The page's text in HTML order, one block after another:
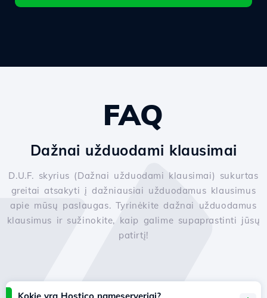
FAQ
Dažnai užduodami klausimai
D.U.F. skyrius (Dažnai užduodami klausimai) sukurtas
greitai atsakyti į dažniausiai užduodamus klausimus
apie mūsų paslaugas. Tyrinėkite dažnai užduodamus
klausimus ir sužinokite, kaip galime supaprastinti jūsų
patirtį!